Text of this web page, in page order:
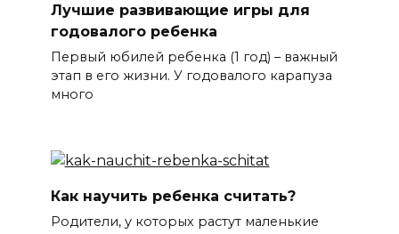
Лучшие развивающие игры для
годовалого ребенка
Первый юбилей ребенка (1 год) – важный
этап в его жизни. У годовалого карапуза
много
Как научить ребенка считать?
Родители, у которых растут маленькие